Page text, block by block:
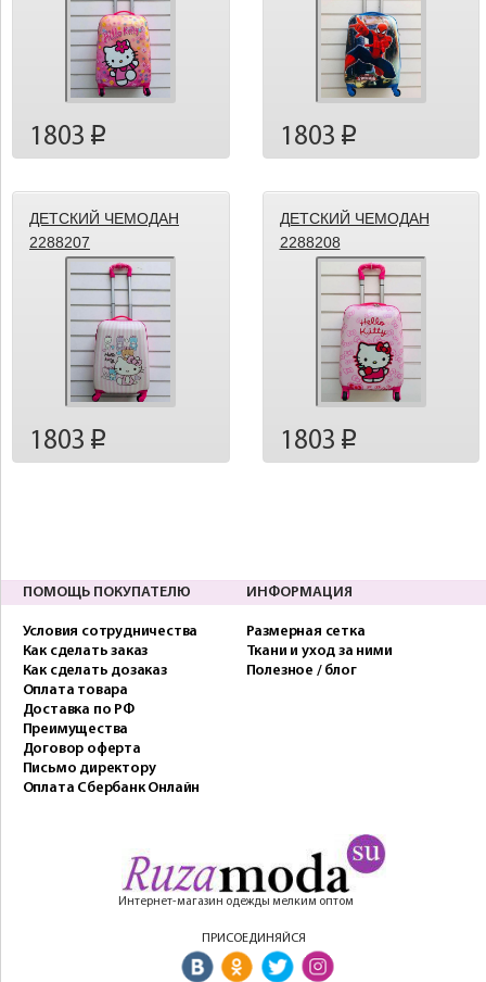
1803 p 1803 p
ДЕТСКИЙ ЧЕМОДАН
2288207
1803 p
ДЕТСКИЙ ЧЕМОДАН
2288208
1803 p
ПОМОЩЬ ПОКУПАТЕЛЮ
Условия сотрудничества
Как сделать заказ
Как сделать дозаказ
Оплата товара
Доставка по РФ
Преимущества
Договор оферта
Письмо директору
Оплата Сбербанк Онлайн
ИНФОРМАЦИЯ
Размерная сетка
Ткани и уход за ними
Полезное / блог
Интернет-магазин одежды мелким оптом
ПРИСОЕДИНЯЙСЯ